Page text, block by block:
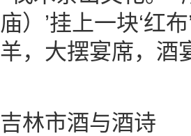
庙）’挂上一块‘红
羊，大摆宴席，酒
吉林市酒与酒诗